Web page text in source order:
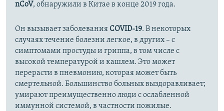
nCoV, обнаружили в Китае в конце 2019 года.
Он вызывает заболеванияCOVID-19. В некоторых
случаях течение болезни легкое, в других – с
симптомами простуды и гриппа, в том числе с
высокой температурой и кашлем. Это может
перерасти в пневмонию, которая может быть
смертельной. Большинство больных выздоравливает;
умирают преимущественно люди с ослабленной
иммунной системой, в частности пожилые.